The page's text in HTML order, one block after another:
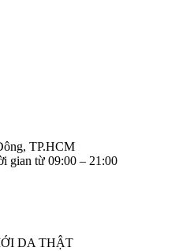
TP.HCM
gian từ 09:00 – 21:00
DA THẬT